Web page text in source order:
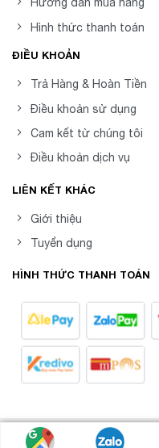
Hướng dẫn mua hàng
Hình thức thanh toán
ĐIỀU KHOẢN
Trả Hàng & Hoàn Tiền
Điều khoản sử dụng
Cam kết từ chúng tôi
Điều khoản dịch vụ
LIÊN KẾT KHÁC
Giới thiệu
Tuyển dụng
HÌNH THỨC THANH TOÁN
Copyright 2026 © 8posvn -